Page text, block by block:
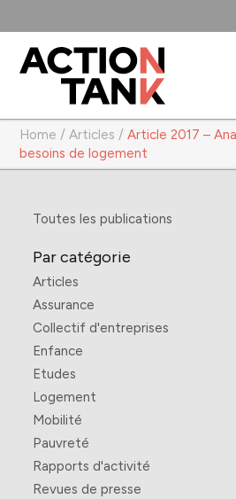
Home /Articles /Article 2017 –
besoins de logement
Toutes les publications
Par catégorie
Articles
Assurance
Collectif d'entreprises
Enfance
Etudes
Logement
Mobilité
Pauvreté
Rapports d'activité
Revues de presse